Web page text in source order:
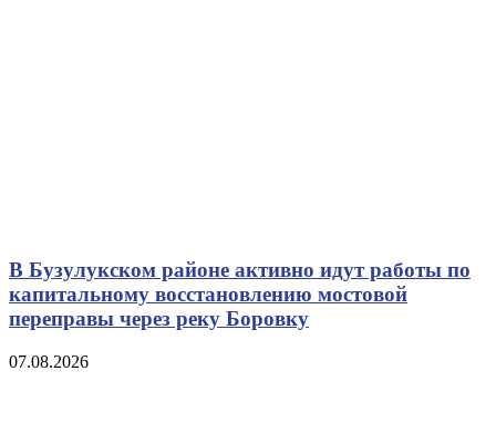
В Бузулукском районе активно идут работы по
капитальному восстановлению мостовой
переправы через реку Боровку
07.08.2026